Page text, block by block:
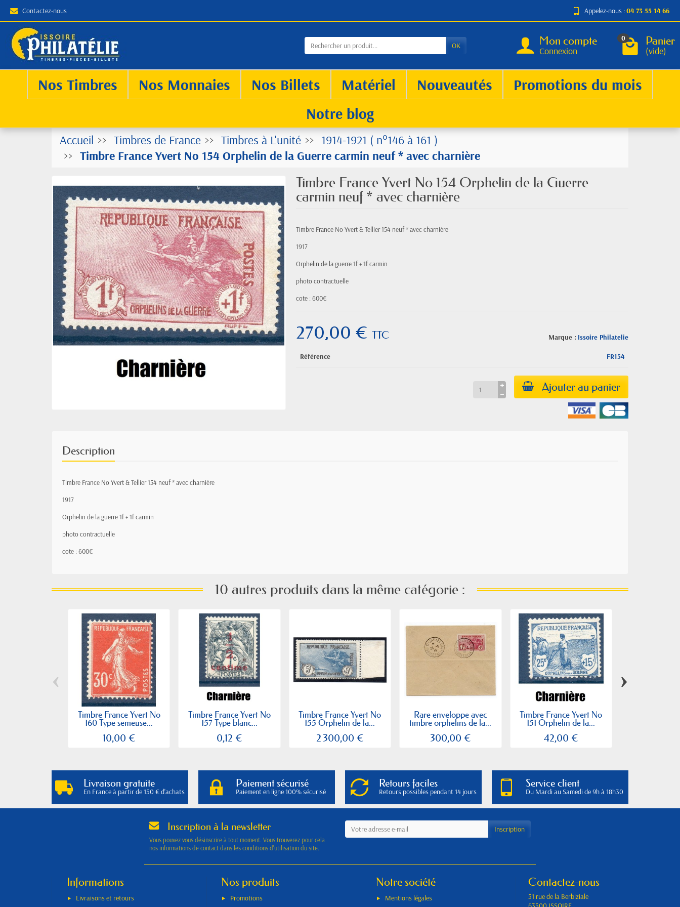
Contactez-nous Appelez-nous :04 73 55 14 66
OK Mon compte
Connexion
0 Panier
(vide)
Nos Timbres Nos Monnaies Nos Billets Matériel Nouveautés
Promotions du mois
Notre blog
Accueil Timbres de France Timbres à L'unité
1914-1921 ( n°146 à 161 )
Timbre France Yvert No 154 Orphelin de la Guerre carmin neuf * avec charnière
Timbre France Yvert No 154 Orphelin de la Guerre
carmin neuf * avec charnière
Timbre France No Yvert & Tellier 154 neuf * avec charnière
1917
Orphelin de la guerre 1f + 1f carmin
photo contractuelle
cote : 600€
Marque : Issoire Philatelie
270,00 €TTC
Référence FR154
Ajouter au panier
Description
Timbre France No Yvert & Tellier 154 neuf * avec charnière
1917
Orphelin de la guerre 1f + 1f carmin
photo contractuelle
cote : 600€
10 autres produits dans la même catégorie :
Timbre France Yvert No
160 Type semeuse...
10,00 €
Timbre France Yvert No
157 Type blanc...
0,12 €
Timbre France Yvert No
155 Orphelin de la...
2 300,00 €
Rare enveloppe avec
timbre orphelins de la...
300,00 €
Timbre France Yvert No
151 Orphelin de la...
42,00 €
‹ ›
Livraison gratuite
En France à partir de 150 € d'achats
Paiement sécurisé
Paiement en ligne 100% sécurisé
Retours faciles
Retours possibles pendant 14 jours
Service client
Du Mardi au Samedi de 9h à 18h30
Inscription à la newsletter
Vous pouvez vous désinscrire à tout moment. Vous trouverez pour cela
nos informations de contact dans les conditions d'utilisation du site.
Informations
Livraisons et retours
Nos produits
Promotions
Notre société
Mentions légales
Contactez-nous
51 rue de la Berbiziale